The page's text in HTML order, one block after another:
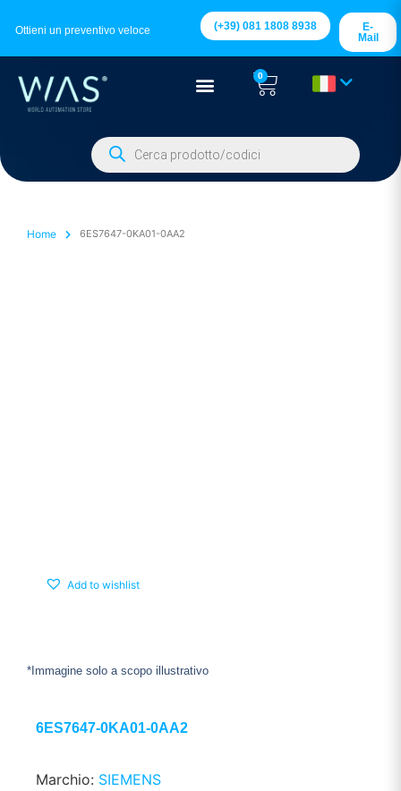
Ottieni un preventivo veloce (+39) 081 1808 8938
E-
Mail
0
Home 6ES7647-0KA01-0AA2
Add to wishlist
*Immagine solo a scopo illustrativo
6ES7647-0KA01-0AA2
Marchio: SIEMENS